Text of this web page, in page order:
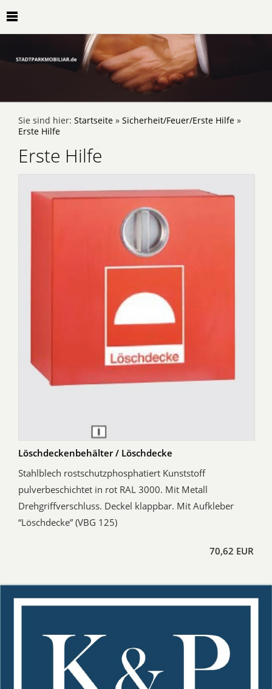
Sie sind hier: Startseite » Sicherheit/Feuer/Erste Hilfe »
Erste Hilfe
Erste Hilfe
Löschdeckenbehälter / Löschdecke
Stahlblech rostschutzphosphatiert Kunststoff
pulverbeschichtet in rot RAL 3000. Mit Metall
Drehgriffverschluss. Deckel klappbar. Mit Aufkleber
“Löschdecke” (VBG 125)
70,62 EUR